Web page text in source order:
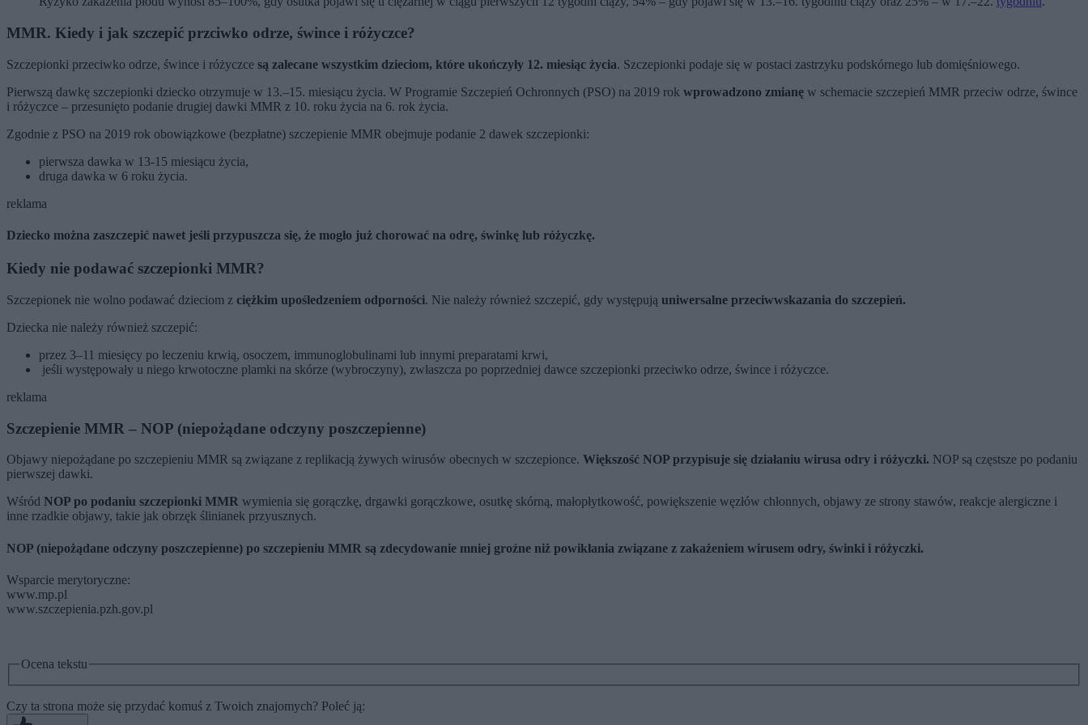
MMR. Kiedy i jak szczepić przciwko odrze, śwince i różyczce?
Szczepionki przeciwko odrze, śwince i różyczce są zalecane wszystkim dzieciom, które ukończyły 12. miesiąc życia. Szczepionki podaje się w postaci zastrzyku podskórnego lub domięśniowego.
Pierwszą dawkę szczepionki dziecko otrzymuje w 13.–15. miesiącu życia. W Programie Szczepień Ochronnych (PSO) na 2019 rok wprowadzono zmianę w schemacie szczepień MMR przeciw odrze, śwince
i różyczce – przesunięto podanie drugiej dawki MMR z 10. roku życia na 6. rok życia.
Zgodnie z PSO na 2019 rok obowiązkowe (bezpłatne) szczepienie MMR obejmuje podanie 2 dawek szczepionki:
pierwsza dawka w 13-15 miesiącu życia,
druga dawka w 6 roku życia.
reklama
Dziecko można zaszczepić nawet jeśli przypuszcza się, że mogło już chorować na odrę, świnkę lub różyczkę.
Kiedy nie podawać szczepionki MMR?
Szczepionek nie wolno podawać dzieciom z ciężkim upośledzeniem odporności. Nie należy również szczepić, gdy występują uniwersalne przeciwwskazania do szczepień.
Dziecka nie należy również szczepić:
przez 3–11 miesięcy po leczeniu krwią, osoczem, immunoglobulinami lub innymi preparatami krwi,
jeśli występowały u niego krwotoczne plamki na skórze (wybroczyny), zwłaszcza po poprzedniej dawce szczepionki przeciwko odrze, śwince i różyczce.
reklama
Szczepienie MMR – NOP (niepożądane odczyny poszczepienne)
Objawy niepożądane po szczepieniu MMR są związane z replikacją żywych wirusów obecnych w szczepionce. Większość NOP przypisuje się działaniu wirusa odry i różyczki. NOP są częstsze po podaniu
pierwszej dawki.
Wśród NOP po podaniu szczepionki MMR wymienia się gorączkę, drgawki gorączkowe, osutkę skórną, małopłytkowość, powiększenie węzłów chłonnych, objawy ze strony stawów, reakcje alergiczne i
inne rzadkie objawy, takie jak obrzęk ślinianek przyusznych.
NOP (niepożądane odczyny poszczepienne) po szczepieniu MMR są zdecydowanie mniej groźne niż powikłania związane z zakażeniem wirusem odry, świnki i różyczki.
Wsparcie merytoryczne:
www.mp.pl
www.szczepienia.pzh.gov.pl
Ocena tekstu
Czy ta strona może się przydać komuś z Twoich znajomych? Poleć ją: